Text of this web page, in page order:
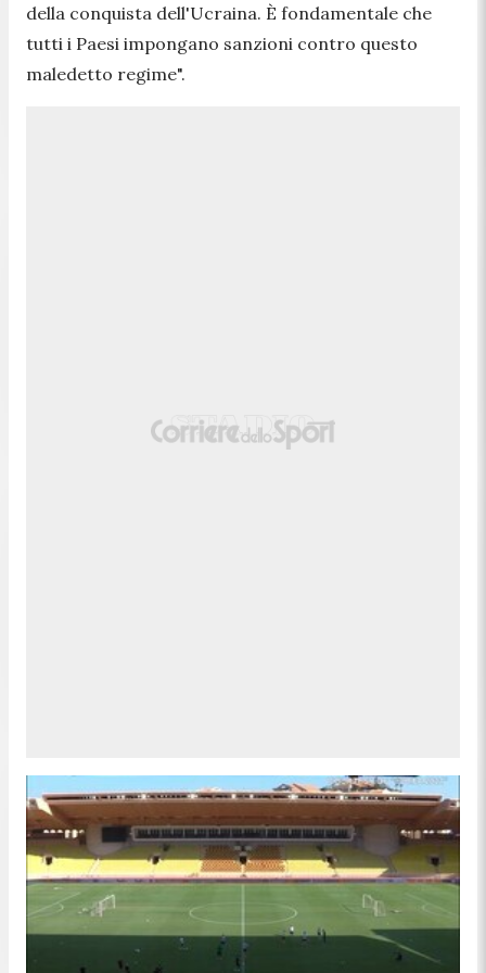
della conquista dell'Ucraina. È fondamentale che
tutti i Paesi impongano sanzioni contro questo
maledetto regime".